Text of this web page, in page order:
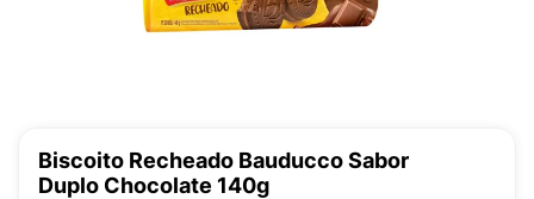
Biscoito Recheado Bauducco Sabor
Duplo Chocolate 140g